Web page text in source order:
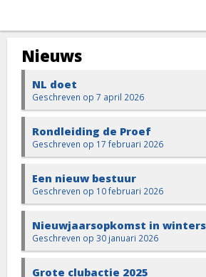
Nieuws
NL doet
Geschreven op 7 april 2026
Rondleiding de Proef
Geschreven op 17 februari 2026
Een nieuw bestuur
Geschreven op 10 februari 2026
Nieuwjaarsopkomst in
Geschreven op 30 januari 2026
Grote clubactie 2025